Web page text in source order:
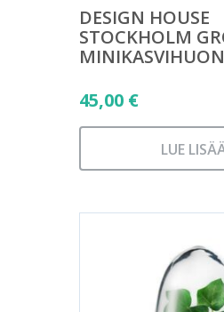
DESIGN HOUSE
STOCKHOLM
45,00 €
LUE